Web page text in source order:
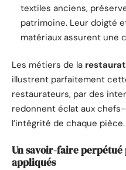
textiles anciens,
patrimoine. Leur doigté
matériaux assurent une
Les métiers de la
illustrent parfaitement
restaurateurs, par des
redonnent éclat aux
l’intégrité de chaque pièce.
Un savoir-faire perpétué
appliqués